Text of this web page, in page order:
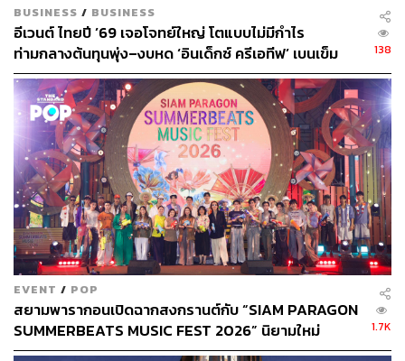
BUSINESS / BUSINESS
อีเวนต์ ไทยปี ’69 เจอโจทย์ใหญ่ โตแบบไม่มีกำไร
ท่ามกลางต้นทุนพุ่ง–งบหด ‘อินเด็กซ์ ครีเอทีฟ’ เบนเข็ม
ขยายตลาดต่างประเทศ
138
EVENT / POP
สยามพารากอนเปิดฉากสงกรานต์กับ “SIAM PARAGON
SUMMERBEATS MUSIC FEST 2026” นิยามใหม่
เทศกาลที่ผสานแฟชั่นและดนตรีระดับโลก
1.7K